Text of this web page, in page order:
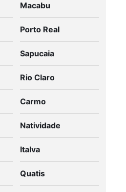
Macabu
Porto Real
Sapucaia
Rio Claro
Carmo
Natividade
Italva
Quatis